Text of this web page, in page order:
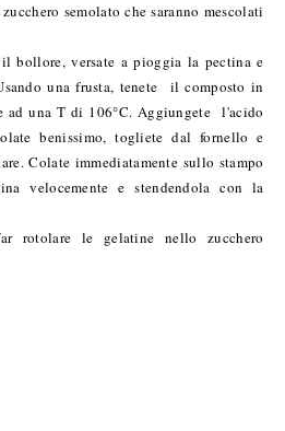
semolato che saranno mescolati
bollore, versate a pioggia la pectina e
una frusta, tenete il composto in
ad una T di 106°C. Aggiungete l'acido
benissimo, togliete dal fornello e
Colate immediatamente sullo stampo
velocemente e stendendola con la
rotolare le gelatine nello zucchero